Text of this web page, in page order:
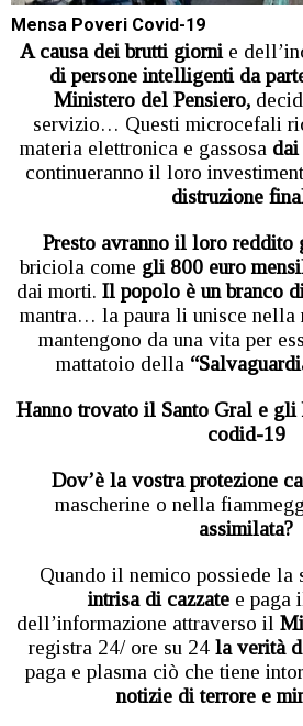
Mensa Poveri Covid-19
A causa dei brutti giorni e
di persone intelligenti da
Ministero del Pensiero,
servizio… Questi microcefali
materia elettronica e gassosa
continueranno il loro
distruzione
Presto avranno il loro reddito
briciola come gli 800 euro
dai morti. Il popolo è un branco
mantra… la paura li unisce nella
mantengono da una vita per
mattatoio della
Hanno trovato il Santo Gral e gli
codid-19
Dov’è la vostra protezione
mascherine o nella
assimilata?
Quando il nemico possiede la
intrisa di cazzate e paga
dell’informazione attraverso il
registra 24/ ore su 24la verità
paga e plasma ciò che tiene
notizie di terrore e